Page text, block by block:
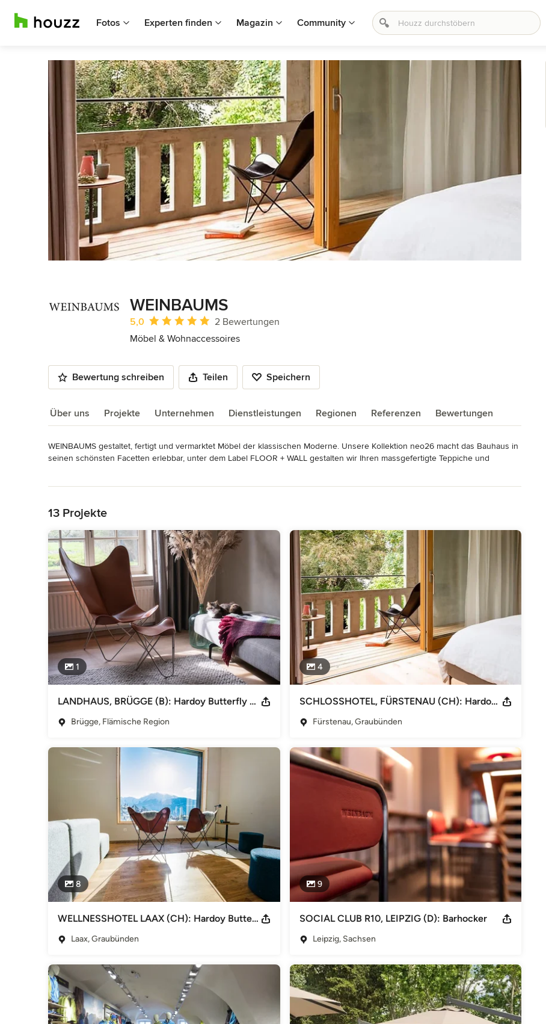
Fotos Experten finden Magazin Community
WEINBAUMS
Durchschnittliche Bewertung: 5 von 5 Sternen
5,0
2 Bewertungen
Möbel & Wohnaccessoires
Bewertung schreiben Teilen Speichern
Über uns Projekte Unternehmen Dienstleistungen Regionen Referenzen Bewertungen
Über uns
WEINBAUMS gestaltet, fertigt und vermarktet Möbel der klassischen Moderne. Unsere Kollektion neo26 macht das Bauhaus in
seinen schönsten Facetten erlebbar, unter dem Label FLOOR + WALL gestalten wir Ihren massgefertigte Teppiche und
Auszeichnungen:
+++ Worlds' leading designers 2020 +++ +++ Member of the International Association of Designers (IAD) +++
Impressum
Ausstellung und Verkauf: WEINBAUMS am Bauhaus Museum Kavalierstrasse 30-32 D-06844 Dessau Germany +49 340
85917120 info at weinbaums.com Verwaltung: LIVINGSCOUT 24 Deutschland GmbH & Co. KG Kavalierstrasse 30-32 D-06844
Dessau +49 340 85917120 deutschland at livingscout24.com +++ WEINBAUMS ist eine eingetragene Marke beim Deutschen
Patent- und Markenamt, Urkunde 30 2018 203 947) +++
Kategorie
Möbel & Wohnaccessoires
13 Projekte
1
LANDHAUS, BRÜGGE (B): Hardoy Butterfly Chairs
Brügge, Flämische Region
4
SCHLOSSHOTEL, FÜRSTENAU (CH): Hardoy Butterfly Chairs
Fürstenau, Graubünden
8
WELLNESSHOTEL LAAX (CH): Hardoy Butterfly Chairs
Laax, Graubünden
9
SOCIAL CLUB R10, LEIPZIG (D): Barhocker
Leipzig, Sachsen